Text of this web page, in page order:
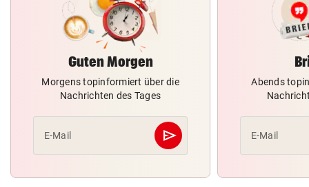
Guten Morgen
Morgens topinformiert über die
Nachrichten des Tages
E-Mail send
Abschicken
Abends
E-Mail